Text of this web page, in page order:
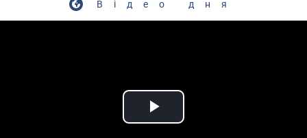
Відео дня
Play Video